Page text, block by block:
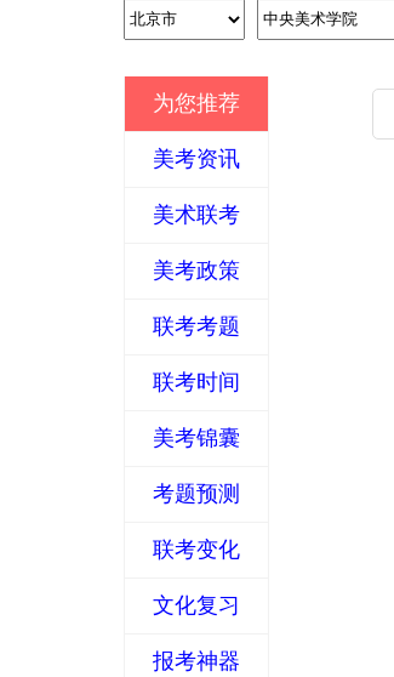
为您推荐
美考资讯
美术联考
美考政策
联考考题
联考时间
美考锦囊
考题预测
联考变化
文化复习
报考神器